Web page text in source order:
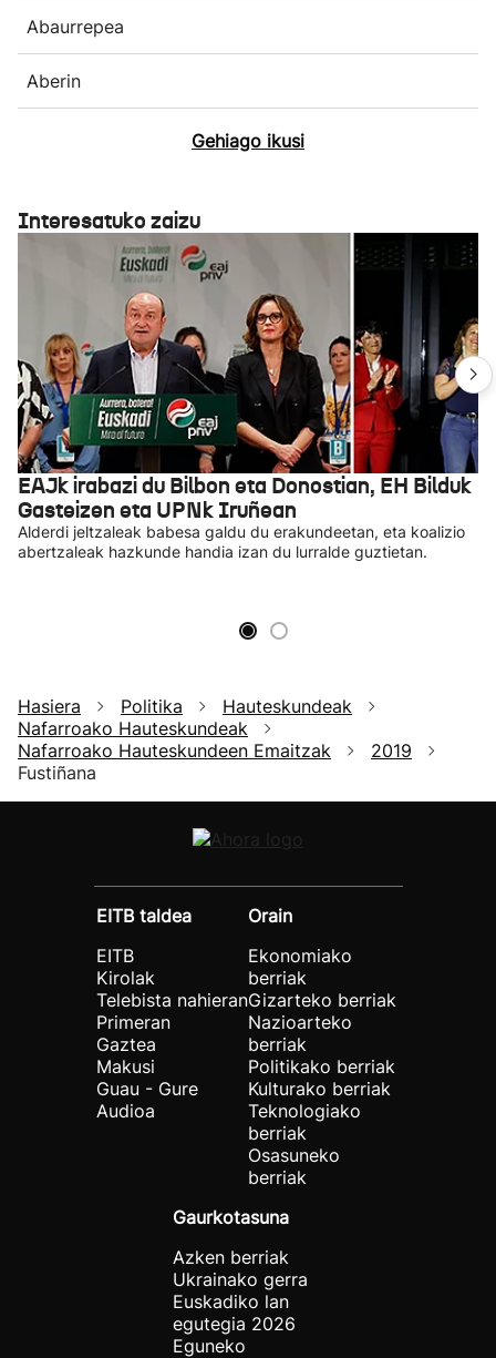
Abaurrepea
Aberin
Gehiago ikusi
Interesatuko zaizu
EAJk irabazi du Bilbon eta Donostian, EH Bilduk
Gasteizen eta UPNk Iruñean
Alderdi jeltzaleak babesa galdu du erakundeetan, eta koalizio
abertzaleak hazkunde handia izan du lurralde guztietan.
Hasiera Politika
Hauteskundeak
Nafarroako Hauteskundeak
Nafarroako Hauteskundeen Emaitzak
2019
Fustiñana
EITB taldea
EITB
Kirolak
Telebista nahieran
Primeran
Gaztea
Makusi
Guau - Gure
Audioa
Orain
Ekonomiako
berriak
Gizarteko berriak
Nazioarteko
berriak
Politikako berriak
Kulturako berriak
Teknologiako
berriak
Osasuneko
berriak
Gaurkotasuna
Azken berriak
Ukrainako gerra
Euskadiko lan
egutegia 2026
Eguneko